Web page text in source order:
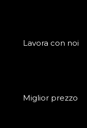
Lavora con noi
Miglior prezzo